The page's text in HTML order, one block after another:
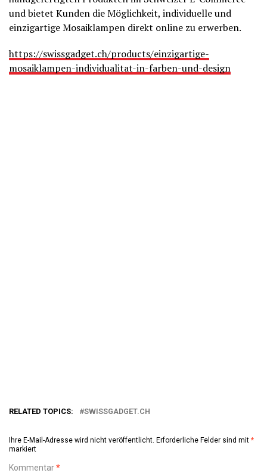
und bietet Kunden die Möglichkeit, individuelle und
einzigartige Mosaiklampen direkt online zu erwerben.
https://swissgadget.ch/products/einzigartige-
mosaiklampen-individualitat-in-farben-und-design
RELATED TOPICS: SWISSGADGET.CH
Ihre E-Mail-Adresse wird nicht veröffentlicht. Erforderliche Felder sind mit *
markiert
Kommentar*